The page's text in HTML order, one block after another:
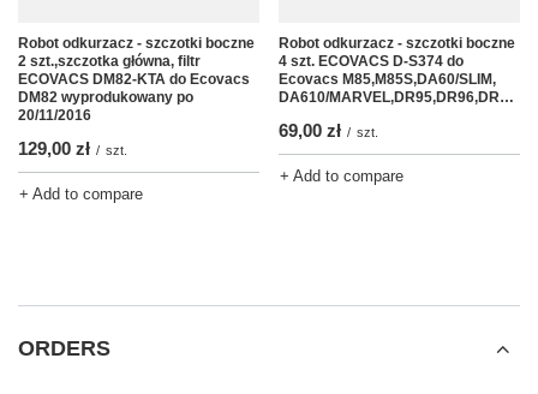
Robot odkurzacz - szczotki boczne
2 szt.,szczotka główna, filtr
ECOVACS DM82-KTA do Ecovacs
DM82 wyprodukowany po
20/11/2016
129,00 zł / szt.
+ Add to compare
Robot odkurzacz - szczotki boczne
4 szt. ECOVACS D-S374 do
Ecovacs M85,M85S,DA60/SLIM,
DA610/MARVEL,DR95,DR96,DR98,DM81,DN78,DM88
69,00 zł / szt.
+ Add to compare
ORDERS